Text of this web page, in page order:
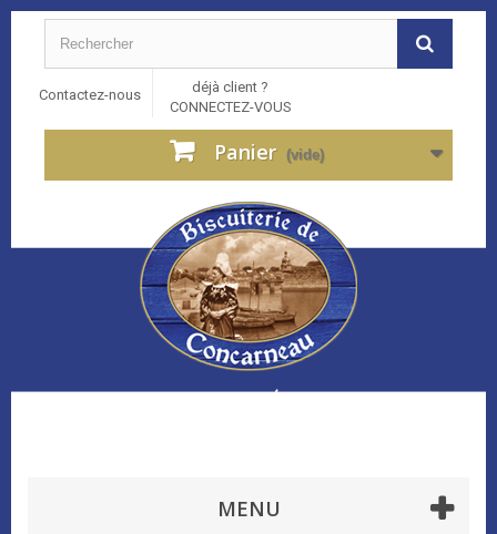
Contactez-nous
déjà client ?
CONNECTEZ-VOUS
Panier (vide)
MENU